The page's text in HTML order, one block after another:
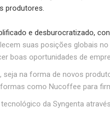
produtores.
e desburocratizado,
suas posições globais
boas oportunidades de
na forma de novos
como Nucoffee para
da Syngenta